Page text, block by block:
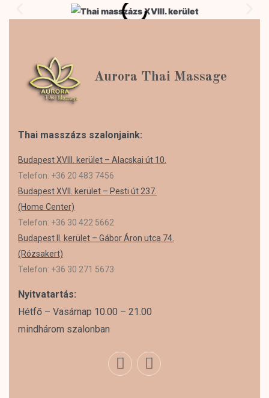
Aurora Thai Massage
Thai masszázs szalonjaink:
Budapest XVIII. kerület – Alacskai út 10.
Telefon: +36 20 483 7456
Budapest XVII. kerület – Pesti út 237.
(Home Center)
Telefon: +36 30 422 5662
Budapest II. kerület – Gábor Áron utca 74.
(Rózsakert)
Telefon: +36 30 271 5673
Nyitvatartás:
Hétfő – Vasárnap 10.00 – 21.00
mindhárom szalonban